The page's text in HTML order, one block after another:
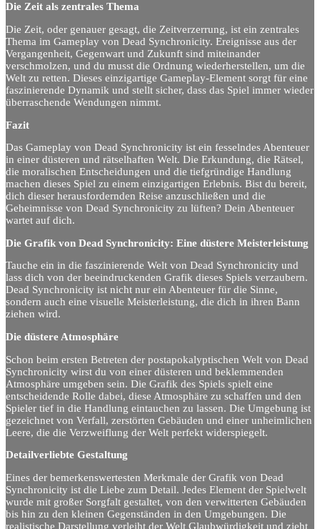
Die Zeit als zentrales Thema
Die Zeit, oder genauer gesagt, die Zeitverzerrung, ist ein zentrales
Thema im Gameplay von Dead Synchronicity. Ereignisse aus der
Vergangenheit, Gegenwart und Zukunft sind miteinander
verschmolzen, und du musst die Ordnung wiederherstellen, um die
Welt zu retten. Dieses einzigartige Gameplay-Element sorgt für eine
faszinierende Dynamik und stellt sicher, dass das Spiel immer wieder
überraschende Wendungen nimmt.
Fazit
Das Gameplay von Dead Synchronicity ist ein fesselndes Abenteuer
in einer düsteren und rätselhaften Welt. Die Erkundung, die Rätsel,
die moralischen Entscheidungen und die tiefgründige Handlung
machen dieses Spiel zu einem einzigartigen Erlebnis. Bist du bereit,
dich dieser herausfordernden Reise anzuschließen und die
Geheimnisse von Dead Synchronicity zu lüften? Dein Abenteuer
wartet auf dich.
Die Grafik von Dead Synchronicity: Eine düstere Meisterleistung
Tauche ein in die faszinierende Welt von Dead Synchronicity und
lass dich von der beeindruckenden Grafik dieses Spiels verzaubern.
Dead Synchronicity ist nicht nur ein Abenteuer für die Sinne,
sondern auch eine visuelle Meisterleistung, die dich in ihren Bann
ziehen wird.
Die düstere Atmosphäre
Schon beim ersten Betreten der postapokalyptischen Welt von Dead
Synchronicity wirst du von einer düsteren und beklemmenden
Atmosphäre umgeben sein. Die Grafik des Spiels spielt eine
entscheidende Rolle dabei, diese Atmosphäre zu schaffen und den
Spieler tief in die Handlung eintauchen zu lassen. Die Umgebung ist
gezeichnet von Verfall, zerstörten Gebäuden und einer unheimlichen
Leere, die die Verzweiflung der Welt perfekt widerspiegelt.
Detailverliebte Gestaltung
Eines der bemerkenswertesten Merkmale der Grafik von Dead
Synchronicity ist die Liebe zum Detail. Jedes Element der Spielwelt
wurde mit großer Sorgfalt gestaltet, von den verwitterten Gebäuden
bis hin zu den kleinen Gegenständen in den Umgebungen. Die
realistische Darstellung verleiht der Welt Glaubwürdigkeit und zieht